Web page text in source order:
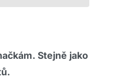
Stejně jako